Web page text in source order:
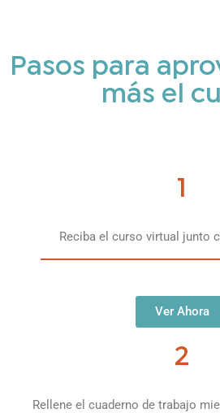
Pasos para
más el
1
Reciba el curso virtual junto
Ver Ahora
2
Rellene el cuaderno de trabajo